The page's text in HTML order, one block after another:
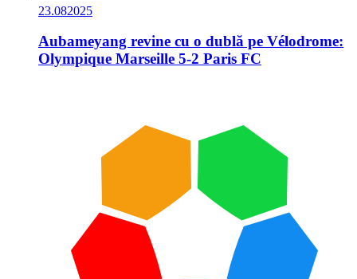
23.082025
Aubameyang revine cu o dublă pe Vélodrome:
Olympique Marseille 5-2 Paris FC